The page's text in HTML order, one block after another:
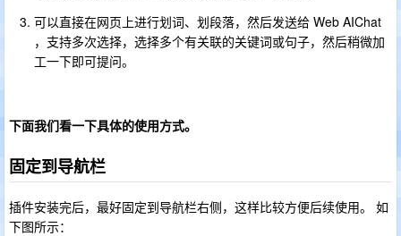
可以直接在网页上进行划词、划段落，然后发送给 Web AIChat
，支持多次选择，选择多个有关联的关键词或句子，然后稍微加
工一下即可提问。
下面我们看一下具体的使用方式。
固定到导航栏
插件安装完后，最好固定到导航栏右侧，这样比较方便后续使用。 如
下图所示：